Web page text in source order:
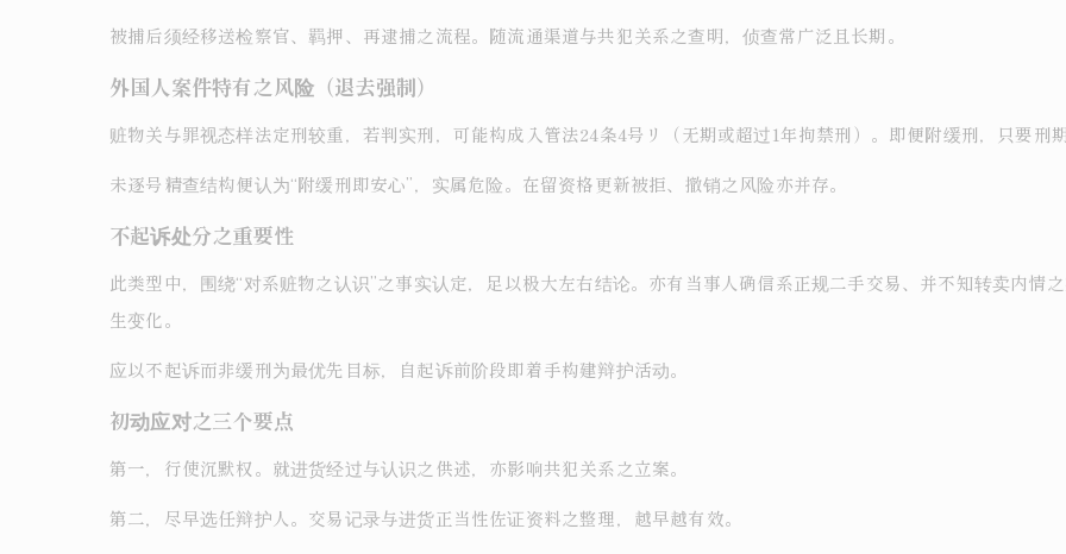
被捕后须经移送检察官、羁押、再逮捕之流程。随流通渠道与共犯关系之查明，侦查常广泛且长期。
外国人案件特有之风险（退去强制）
赃物关与罪视态样法定刑较重，若判实刑，可能构成入管法24条4号リ（无期或超过1年拘禁刑）。即便附缓刑，只要刑
未逐号精查结构便认为“附缓刑即安心”，实属危险。在留资格更新被拒、撤销之风险亦并存。
不起诉处分之重要性
此类型中，围绕“对系赃物之认识”之事实认定，足以极大左右结论。亦有当事人确信系正规二手交易、并不知转卖内情
生变化。
应以不起诉而非缓刑为最优先目标，自起诉前阶段即着手构建辩护活动。
初动应对之三个要点
第一，行使沉默权。就进货经过与认识之供述，亦影响共犯关系之立案。
第二，尽早选任辩护人。交易记录与进货正当性佐证资料之整理，越早越有效。